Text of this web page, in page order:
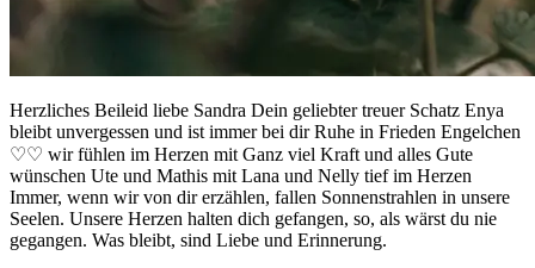
Herzliches Beileid liebe Sandra Dein geliebter treuer Schatz Enya
bleibt unvergessen und ist immer bei dir Ruhe in Frieden Engelchen
♡♡ wir fühlen im Herzen mit Ganz viel Kraft und alles Gute
wünschen Ute und Mathis mit Lana und Nelly tief im Herzen
Immer, wenn wir von dir erzählen, fallen Sonnenstrahlen in unsere
Seelen. Unsere Herzen halten dich gefangen, so, als wärst du nie
gegangen. Was bleibt, sind Liebe und Erinnerung.